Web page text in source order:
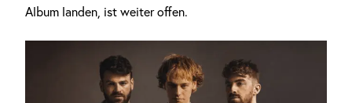
Album landen, ist weiter offen.